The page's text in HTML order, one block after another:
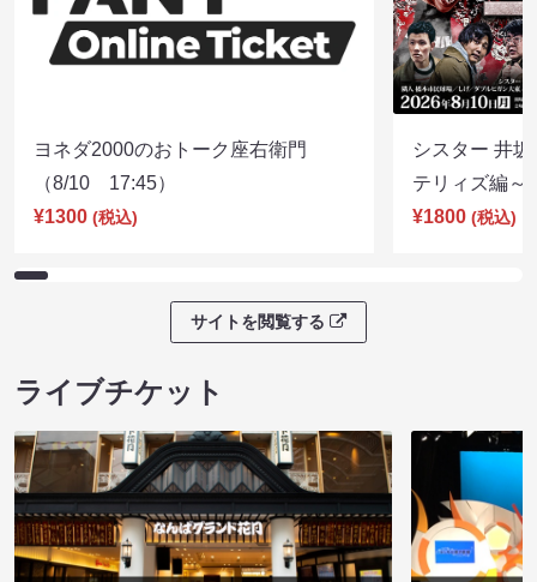
ヨネダ2000のおトーク座右衛門
（8/10 17:45）
¥1300 (税込)
シスター 井
テリィズ編
¥1800 (税込)
サイトを閲覧する
ライブチケット